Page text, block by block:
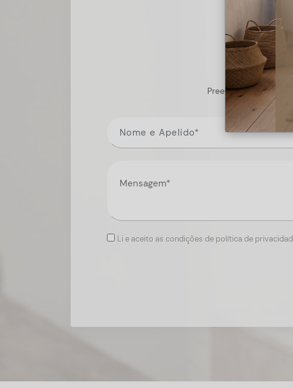
Preencha o
Li e aceito as condições de política de